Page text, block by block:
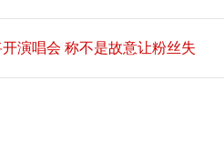
演唱会 称不是故意让粉丝失
演唱会 称不是故意让粉丝失